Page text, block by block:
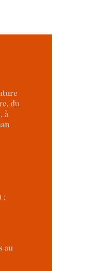
du
à
;
au